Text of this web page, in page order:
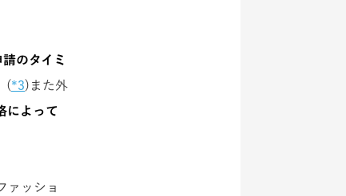
請のタイミ
(*3)また外
によって
ァッショ